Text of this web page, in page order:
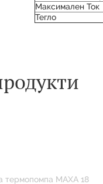
Максимален Ток
Тегло